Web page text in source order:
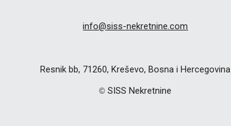
info@siss-nekretnine.com
Resnik bb, 71260, Kreševo, Bosna i Hercegovina
© SISS Nekretnine